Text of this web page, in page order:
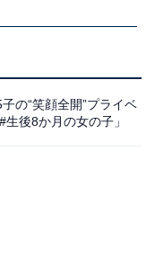
の“笑顔全開”プライベ
後8か月の女の子」